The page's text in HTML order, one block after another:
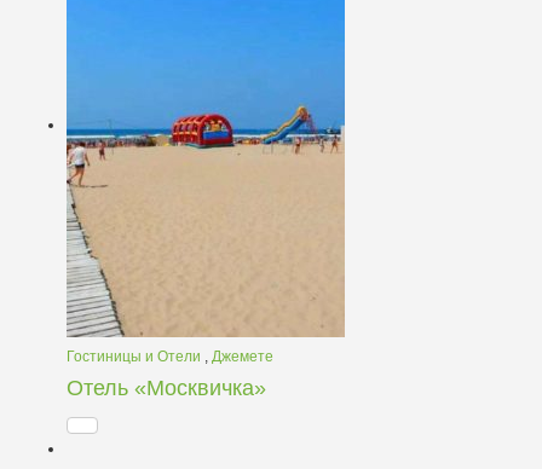
Гостиницы и Отели , Джемете
Отель «Москвичка»